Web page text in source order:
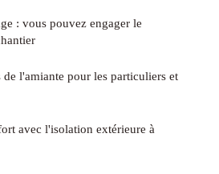
: vous pouvez engager le
de l'amiante pour les particuliers et
avec l'isolation extérieure à